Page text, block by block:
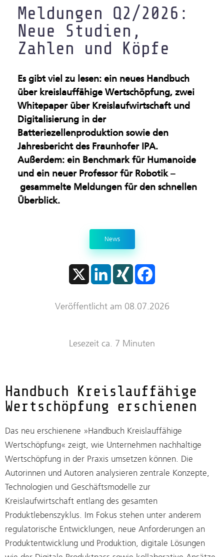
Künstliche Intelligenz &
Maschinelles Sehen
Leichtbau & Additive
Multifunktionale
Materialien
Nachhaltige Industrie
Oberflächen &
Beschichtungen
Produktion im Rein- und
Trockenraum
Meldungen Q2/2026:
Neue Studien,
Zahlen und Köpfe
Es gibt viel zu lesen: ein neues Handbuch
über kreislauffähige Wertschöpfung, zwei
Whitepaper über Kreislaufwirtschaft und
Digitalisierung in der
Batteriezellenproduktion sowie den
Jahresbericht des Fraunhofer IPA.
Außerdem: ein Benchmark für Humanoide
und ein neuer Professor für Robotik –
gesammelte Meldungen für den schnellen
Überblick.
News
X
L
n
d
X
N
o
Veröffentlicht am 08.07.2026
Lesezeit ca. 7 Minuten
Handbuch Kreislauffähige
Wertschöpfung erschienen
Das neu erschienene »Handbuch Kreislauffähige
Wertschöpfung« zeigt, wie Unternehmen nachhaltige
Wertschöpfung in der Praxis umsetzen können. Die
Autorinnen und Autoren analysieren zentrale Konzepte,
Technologien und Geschäftsmodelle zur
Kreislaufwirtschaft entlang des gesamten
Produktlebenszyklus. Im Fokus stehen unter anderem
regulatorische Entwicklungen, neue Anforderungen an
Produktentwicklung und Produktion, digitale Lösungen